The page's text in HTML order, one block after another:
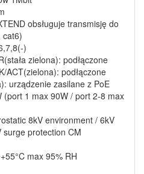
obsługuje transmisję do
cat6)
)
zielona): podłączone
ACT(zielona): podłączone
urządzenie zasilane z PoE
(port 1 max 90W / port 2-8 max
8kV environment / 6kV
surge protection CM
max 95% RH